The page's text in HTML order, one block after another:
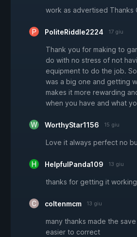
work as advertised Thanks
PoliteRiddle2224 17 giu
Thank you for making to
do with no stress of not
equipment to do the job.
was a big one and getting
makes it more rewarding
when you have and what
WorthyStar1156 15 giu
Love it always perfect no
HelpfulPanda109 13 giu
thanks for getting it working
coltenmcm 13 giu
many thanks made the
easier to correct